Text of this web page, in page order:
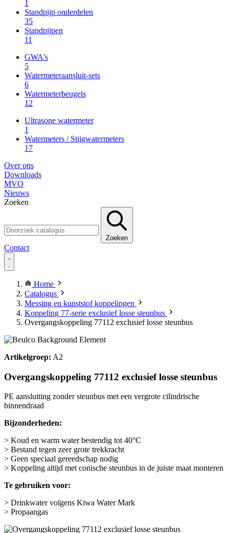
1
Standpijp onderdelen
35
Standpijpen
11
GWA's
5
Watermeteraansluit-sets
6
Watermeterbeugels
12
Ultrasone watermeter
1
Watermeters / Stijgwatermeters
17
Over ons
Downloads
MVO
Nieuws
Zoeken
Zoeken
Contact
Home
Catalogus
Messing en kunststof koppelingen
Koppeling 77-serie exclusief losse steunbus
Overgangskoppeling 77112 exclusief losse steunbus
Artikelgroep: A2
Overgangskoppeling 77112 exclusief losse steunbus
PE aansluiting zonder steunbus met een vergrote cilindrische
binnendraad
Bijzonderheden:
> Koud en warm water bestendig tot 40°C
> Bestand tegen zeer grote trekkracht
> Geen speciaal gereedschap nodig
> Koppeling altijd met conische steunbus in de juiste maat monteren
Te gebruiken voor:
> Drinkwater volgens Kiwa Water Mark
> Propaangas